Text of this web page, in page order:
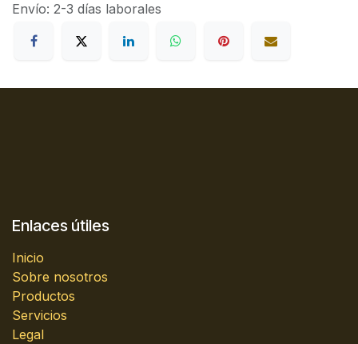
Envío: 2-3 días laborales
Enlaces útiles
Inicio
Sobre nosotros
Productos
Servicios
Legal